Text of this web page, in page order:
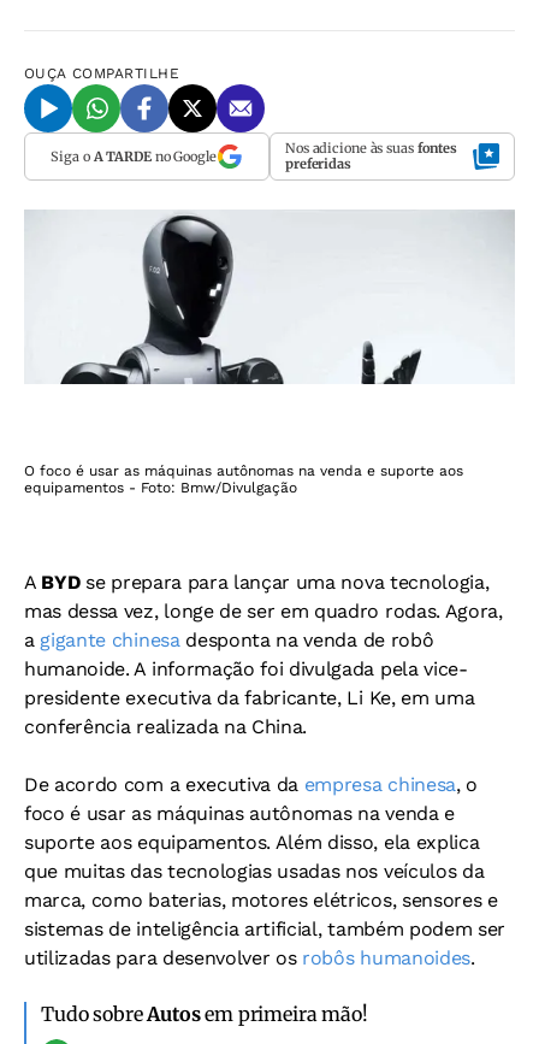
OUÇA COMPARTILHE
Siga o A TARDEno Google Nos adicione às suas fontes
preferidas
O foco é usar as máquinas autônomas na venda e suporte aos
equipamentos - Foto: Bmw/Divulgação
A BYD se prepara para lançar uma nova tecnologia,
mas dessa vez, longe de ser em quadro rodas. Agora,
a gigante chinesa desponta na venda de robô
humanoide. A informação foi divulgada pela vice-
presidente executiva da fabricante, Li Ke, em uma
conferência realizada na China.
De acordo com a executiva da empresa chinesa, o
foco é usar as máquinas autônomas na venda e
suporte aos equipamentos. Além disso, ela explica
que muitas das tecnologias usadas nos veículos da
marca, como baterias, motores elétricos, sensores e
sistemas de inteligência artificial, também podem ser
utilizadas para desenvolver os robôs humanoides.
Tudo sobreAutosem primeira mão!